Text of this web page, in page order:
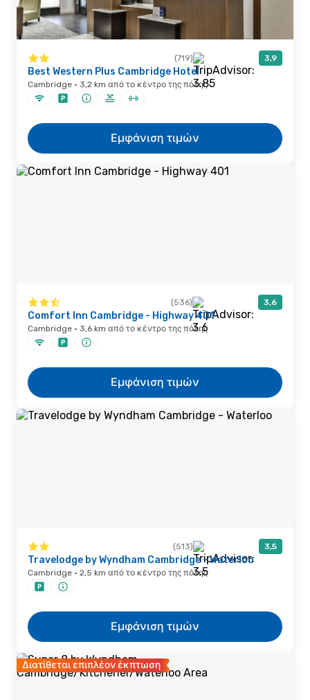
(719) 3,9
Best Western Plus Cambridge Hotel
Cambridge · 3,2 km από το κέντρο της πόλης
Εμφάνιση τιμών
(536) 3,6
Comfort Inn Cambridge - Highway 401
Cambridge · 3,6 km από το κέντρο της πόλης
Εμφάνιση τιμών
(513) 3,5
Travelodge by Wyndham Cambridge - Waterloo
Cambridge · 2,5 km από το κέντρο της πόλης
Εμφάνιση τιμών
Διατίθεται επιπλέον έκπτωση